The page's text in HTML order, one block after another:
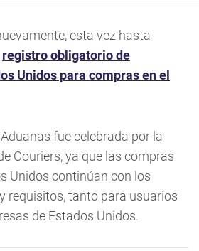
esta vez hasta
registro obligatorio de
Unidos para compras en el
fue celebrada por la
Couriers, ya que las compras
Unidos continúan con los
requisitos, tanto para usuarios
de Estados Unidos.